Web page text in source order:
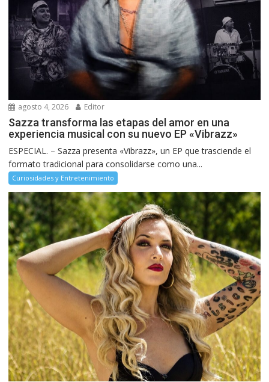
agosto 4, 2026 Editor
Sazza transforma las etapas del amor en una
experiencia musical con su nuevo EP «Vibrazz»
ESPECIAL. – Sazza presenta «Vibrazz», un EP que trasciende el
formato tradicional para consolidarse como una...
Curiosidades y Entretenimiento